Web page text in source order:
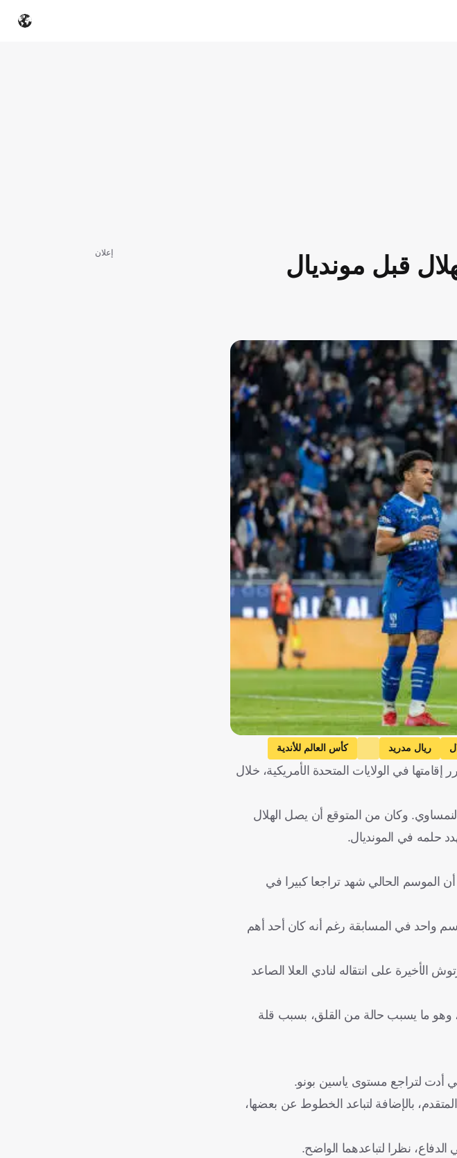
قبل مونديال
ريال مدريد
كأس العالم للأندية
محمد العويس
سيرجيو كونسيساو
في الولايات المتحدة الأمريكية، خلال
وكان من المتوقع أن يصل الهلال
حلمه في المونديال.
الموسم الحالي شهد تراجعا كبيرا في
بموسم واحد في المسابقة رغم أنه كان أحد أهم
على انتقاله لنادي العلا الصاعد
وهو ما يسبب حالة من القلق، بسبب قلة
أدت لتراجع مستوى ياسين بونو.
بالإضافة لتباعد الخطوط عن بعضها،
نظرا لتباعدهما الواضح.
إعلان